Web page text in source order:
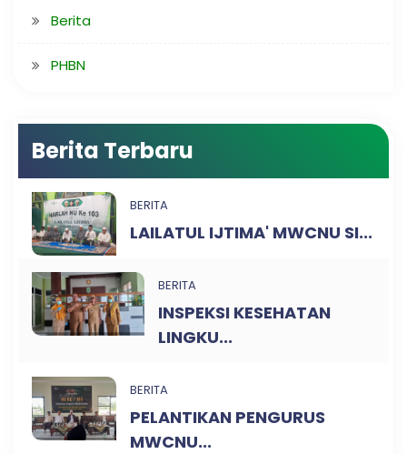
Berita
PHBN
Berita Terbaru
BERITA
LAILATUL IJTIMA' MWCNU SI...
BERITA
INSPEKSI KESEHATAN
LINGKU...
BERITA
PELANTIKAN PENGURUS
MWCNU...